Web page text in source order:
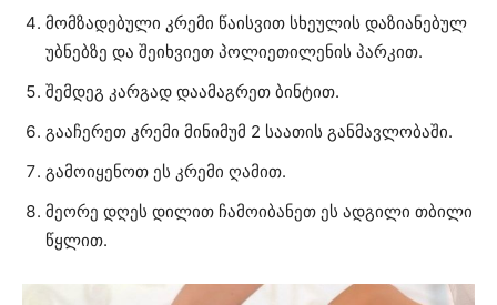
მომზადებული კრემი წაისვით სხეულის დაზიანებულ
უბნებზე და შეიხვიეთ პოლიეთილენის პარკით.
შემდეგ კარგად დაამაგრეთ ბინტით.
გააჩერეთ კრემი მინიმუმ 2 საათის განმავლობაში.
გამოიყენოთ ეს კრემი ღამით.
მეორე დღეს დილით ჩამოიბანეთ ეს ადგილი თბილი
წყლით.